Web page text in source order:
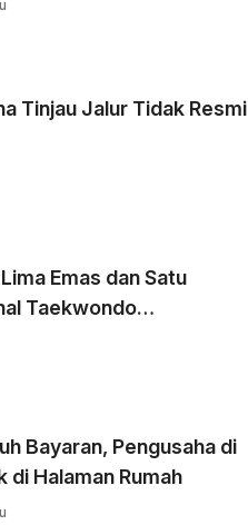
Tinjau Jalur Tidak Resmi
Emas dan Satu
Taekwondo
Bayaran, Pengusaha di
Halaman Rumah